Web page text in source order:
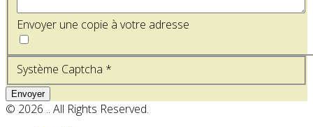
Envoyer une copie à votre adresse
Système Captcha *
Envoyer
© 2026 .. All Rights Reserved.